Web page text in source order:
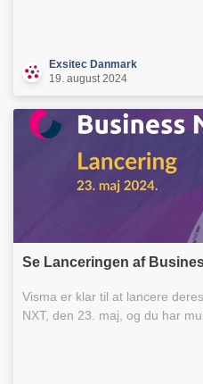
Exsitec Danmark
19. august 2024
Se Lanceringen af
Visma er klar til at lancere
NXT, den 23. maj, og du har